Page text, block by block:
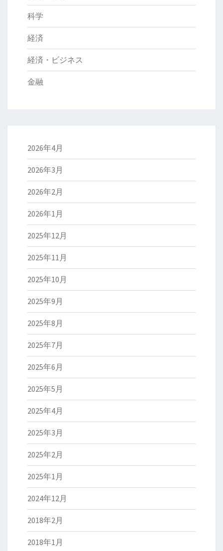
科学
経済
経済・ビジネス
金融
2026年4月
2026年3月
2026年2月
2026年1月
2025年12月
2025年11月
2025年10月
2025年9月
2025年8月
2025年7月
2025年6月
2025年5月
2025年4月
2025年3月
2025年2月
2025年1月
2024年12月
2018年2月
2018年1月